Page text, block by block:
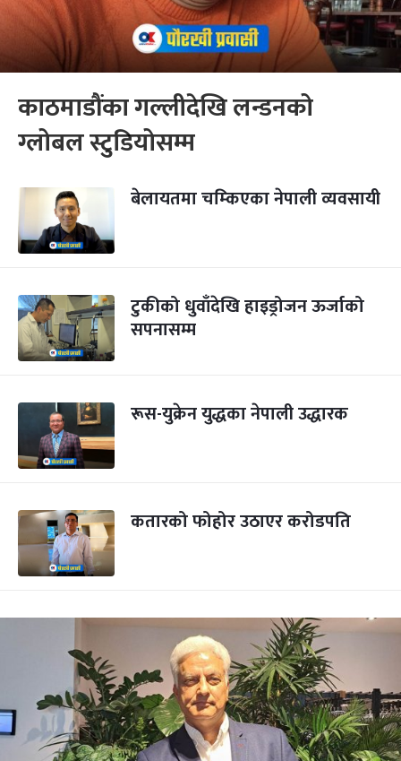
काठमाडौंका गल्लीदेखि लन्डनको
ग्लोबल स्टुडियोसम्म
बेलायतमा चम्किएका नेपाली व्यवसायी
टुकीको धुवाँदेखि हाइड्रोजन ऊर्जाको
सपनासम्म
रूस-युक्रेन युद्धका नेपाली उद्धारक
कतारको फोहोर उठाएर करोडपति